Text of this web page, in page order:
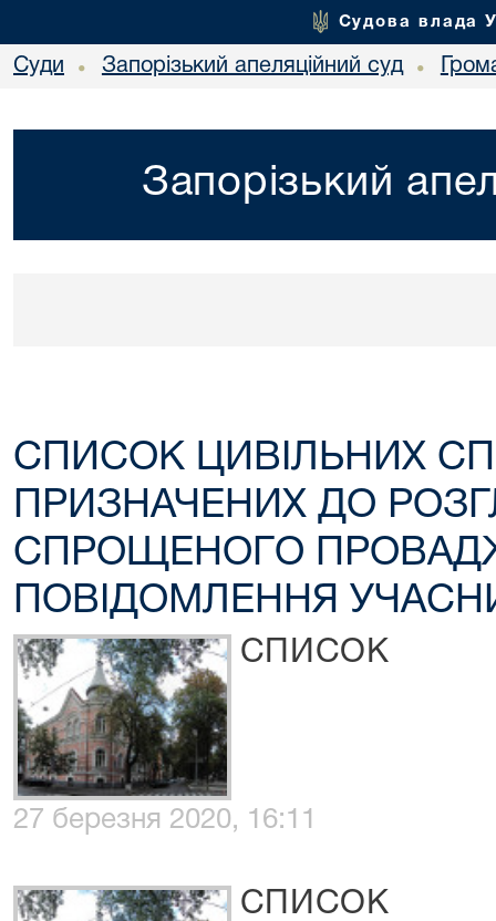
Судова влада
Суди • Запорізький апеляційний суд •
Запорізький
СПИСОК ЦИВІЛЬНИХ
ПРИЗНАЧЕНИХ ДО
СПРОЩЕНОГО
ПОВІДОМЛЕННЯ
СПИСОК
27 березня 2020, 16:11
СПИСОК